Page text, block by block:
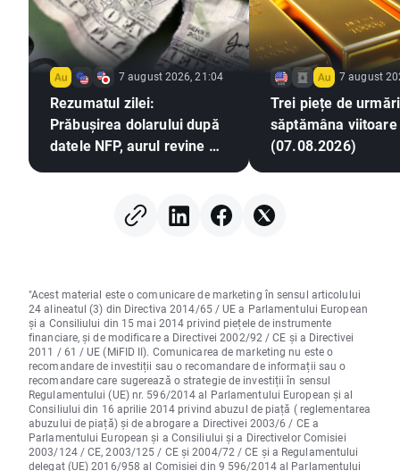
7 august 2026, 21:04
Rezumatul zilei:
Prăbușirea dolarului după
datele NFP, aurul revine pe
7 august
Trei piețe de
săptămâna viitoare
(07.08.2026)
"Acest material este o comunicare de marketing în sensul articolului
24 alineatul (3) din Directiva 2014/65 / UE a Parlamentului European
și a Consiliului din 15 mai 2014 privind piețele de instrumente
financiare, și de modificare a Directivei 2002/92 / CE și a Directivei
2011 / 61 / UE (MiFID II). Comunicarea de marketing nu este o
recomandare de investiții sau o recomandare de informații sau o
recomandare care sugerează o strategie de investiții în sensul
Regulamentului (UE) nr. 596/2014 al Parlamentului European și al
Consiliului din 16 aprilie 2014 privind abuzul de piață ( reglementarea
abuzului de piață) și de abrogare a Directivei 2003/6 / CE a
Parlamentului European și a Consiliului și a Directivelor Comisiei
2003/124 / CE, 2003/125 / CE și 2004/72 / CE și a Regulamentului
delegat (UE) 2016/958 al Comisiei din 9 596/2014 al Parlamentului